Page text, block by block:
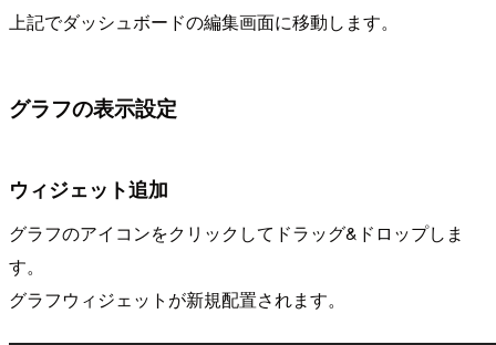
上記でダッシュボードの編集画面に移動します。
グラフの表示設定
ウィジェット追加
グラフのアイコンをクリックしてドラッグ&ドロップしま
す。
グラフウィジェットが新規配置されます。